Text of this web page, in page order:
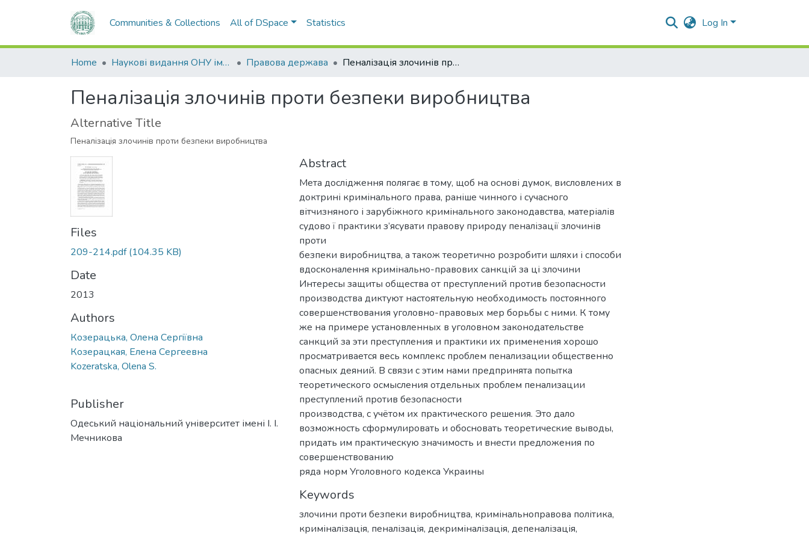
Communities & Collections All of DSpace Statistics Log In
Home Наукові видання ОНУ імені І. І. Мечникова Правова держава Пеналізація злочинів проти безпеки виробництва
Пеналізація злочинів проти безпеки виробництва
Alternative Title
Пеналізація злочинів проти безпеки виробництва
Files
209-214.pdf(104.35 KB)
Date
2013
Authors
Козерацька, Олена Сергiївна
Козерацкая, Елена Сергеевна
Kozeratska, Olena S.
Publisher
Одеський національний університет імені І. І.
Мечникова
Abstract
Мета дослідження полягає в тому, щоб на основі думок, висловлених в
доктрині кримінального права, раніше чинного і сучасного
вітчизняного і зарубіжного кримінального законодавства, матеріалів
судово ї практики з’ясувати правову природу пеналізації злочинів
проти
безпеки виробництва, а також теоретично розробити шляхи і способи
вдосконалення кримінально-правових санкцій за ці злочини
Интересы защиты общества от преступлений против безопасности
производства диктуют настоятельную необходимость постоянного
совершенствования уголовно-правовых мер борьбы с ними. К тому
же на примере установленных в уголовном законодательстве
санкций за эти преступления и практики их применения хорошо
просматривается весь комплекс проблем пенализации общественно
опасных деяний. В связи с этим нами предпринята попытка
теоретического осмысления отдельных проблем пенализации
преступлений против безопасности
производства, с учётом их практического решения. Это дало
возможность сформулировать и обосновать теоретические выводы,
придать им практическую значимость и внести предложения по
совершенствованию
ряда норм Уголовного кодекса Украины
Keywords
злочини проти безпеки виробництва, кримінальноправова політика,
криміналізація, пеналізація, декриміналізація, депеналізація,